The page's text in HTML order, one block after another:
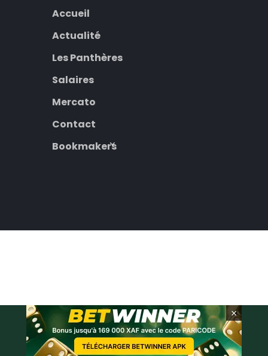
Accueil
Actualité
Les Panthères
Salaires
Mercato
Contact
Bookmakers
×